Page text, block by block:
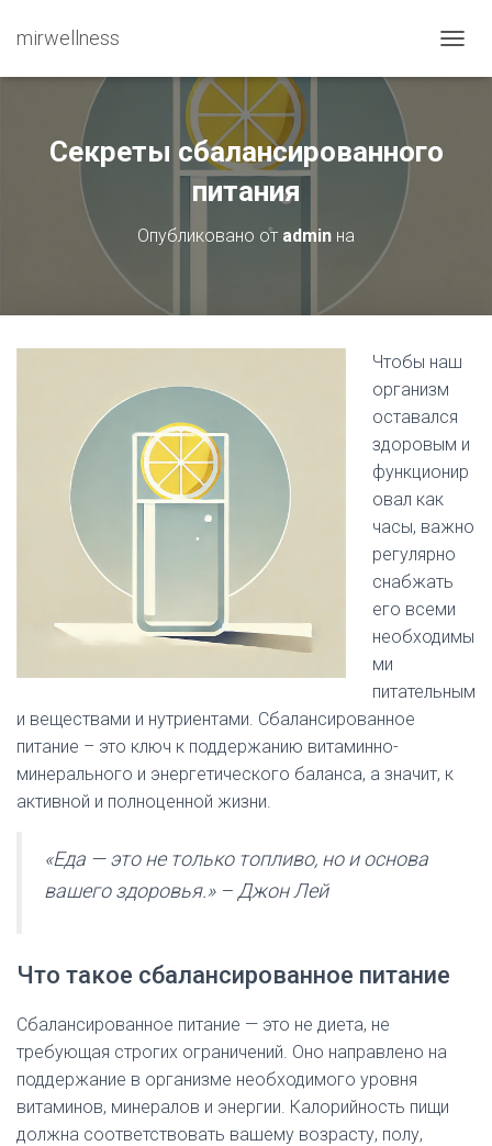
mirwellness
Секреты сбалансированного
питания
Опубликовано от admin на
Чтобы наш
организм
оставался
здоровым и
функционир
овал как
часы, важно
регулярно
снабжать
его всеми
необходимы
ми
питательным
и веществами и нутриентами. Сбалансированное
питание – это ключ к поддержанию витаминно-
минерального и энергетического баланса, а значит, к
активной и полноценной жизни.
«Еда — это не только топливо, но и основа
вашего здоровья.» – Джон Лей
Что такое сбалансированное питание
Сбалансированное питание — это не диета, не
требующая строгих ограничений. Оно направлено на
поддержание в организме необходимого уровня
витаминов, минералов и энергии. Калорийность пищи
должна соответствовать вашему возрасту, полу,